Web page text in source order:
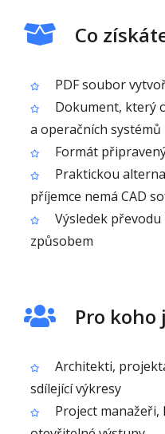
Co
PDF soubor
Dokument, který
a operačních systémů
Formát
Praktickou
příjemce nemá CAD
Výsledek
způsobem
Pro koho
Architekti,
sdílející výkresy
Project